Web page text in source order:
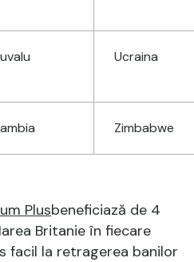
Ucraina
Zimbabwe
Plusbeneficiază de 4
Britanie în fiecare
facil la retragerea banilor